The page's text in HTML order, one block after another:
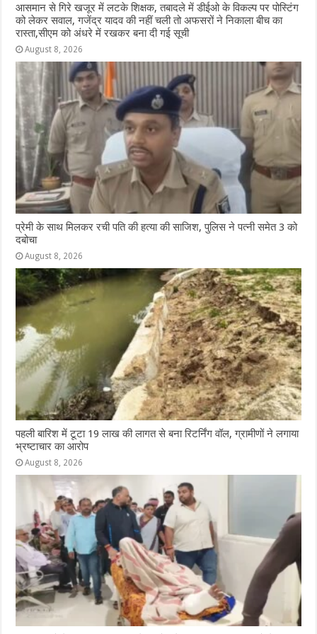
आसमान से गिरे खजूर में लटके शिक्षक, तबादले में डीईओ के विकल्प पर पोस्टिंग
को लेकर सवाल, गजेंद्र यादव की नहीं चली तो अफसरों ने निकाला बीच का
रास्ता,सीएम को अंधरे में रखकर बना दी गई सूची
August 8, 2026
प्रेमी के साथ मिलकर रची पति की हत्या की साजिश, पुलिस ने पत्नी समेत 3 को
दबोचा
August 8, 2026
पहली बारिश में टूटा 19 लाख की लागत से बना रिटर्निंग वॉल, ग्रामीणों ने लगाया
भ्रष्टाचार का आरोप
August 8, 2026